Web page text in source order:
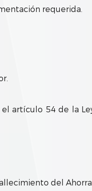
requerida.
artículo 54 de la
del